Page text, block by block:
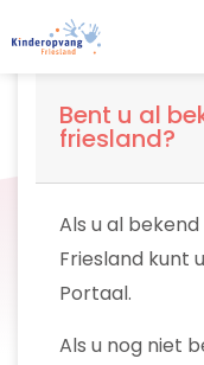
Bent u al
friesland?
Als u al
Friesland kunt
Portaal.
Als u nog niet